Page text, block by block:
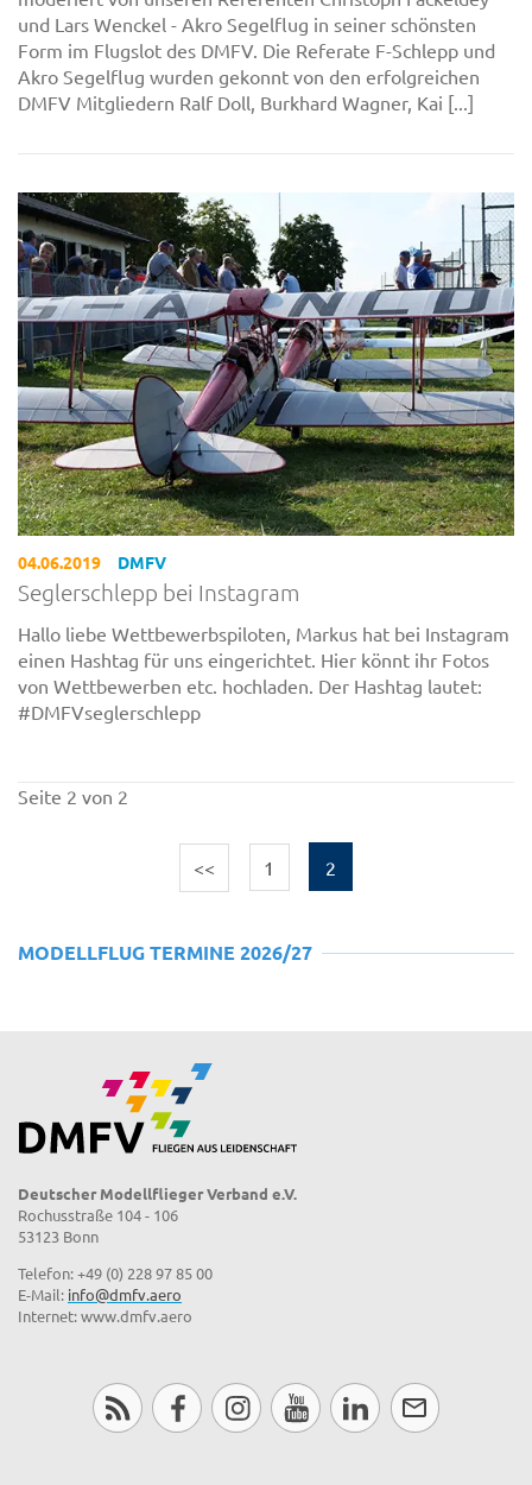
und Lars Wenckel - Akro Segelflug in seiner schönsten
Form im Flugslot des DMFV. Die Referate F-Schlepp und
Akro Segelflug wurden gekonnt von den erfolgreichen
DMFV Mitgliedern Ralf Doll, Burkhard Wagner, Kai [...]
04.06.2019 DMFV
Seglerschlepp bei Instagram
Hallo liebe Wettbewerbspiloten, Markus hat bei Instagram
einen Hashtag für uns eingerichtet. Hier könnt ihr Fotos
von Wettbewerben etc. hochladen. Der Hashtag lautet:
#DMFVseglerschlepp
Seite 2 von 2
<< 1 2
MODELLFLUG TERMINE 2026/27
Deutscher Modellflieger Verband e.V.
Rochusstraße 104 - 106
53123 Bonn
Telefon: +49 (0) 228 97 85 00
E-Mail: info@dmfv.aero
Internet: www.dmfv.aero